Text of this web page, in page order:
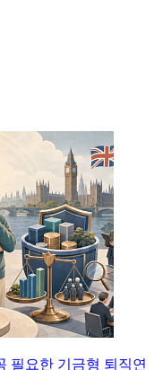
필요한 기금형 퇴직연